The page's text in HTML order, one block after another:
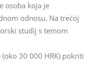
osoba koja je
odnosu. Na trećoj
studij s temom
30 000 HRK) pokriti